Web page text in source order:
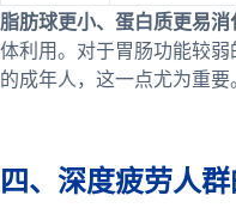
脂肪球更小、蛋白质更易消
体利用。对于胃肠功能较
的成年人，这一点尤为重要。
四、深度疲劳人